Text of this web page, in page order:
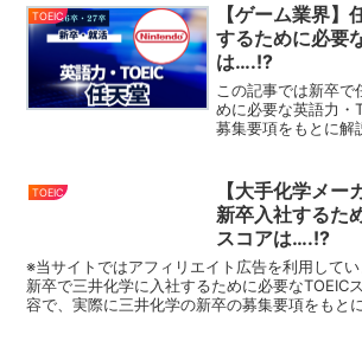
TOEIC
【ゲーム業界
するために必要
は….!?
この記事では新卒
めに必要な英語力・
募集要項をもとに解
TOEICスコアをま
活・転職の際にはぜ
TOEIC
【大手化学メー
新卒入社するた
スコアは….!?
※当サイトではアフィリエイト広告を利用して
新卒で三井化学に入社するために必要なTOEIC
容で、実際に三井化学の新卒の募集要項をもと